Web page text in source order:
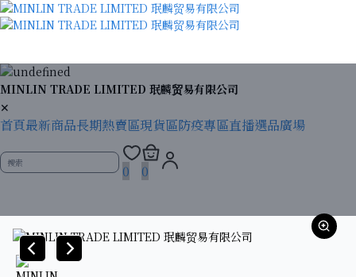
MINLIN TRADE LIMITED 珉麟贸易有限公司
✕
首頁最新商品長期熱賣區現貨區防疫專區直播選品廣場
0 0